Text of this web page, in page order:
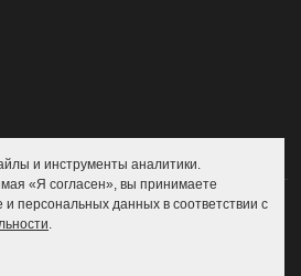
и инструменты аналитики.
«Я согласен», вы принимаете
и персональных данных в соответствии с
.